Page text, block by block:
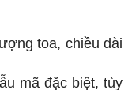
toa, chiều dài
mã đặc biệt, tùy